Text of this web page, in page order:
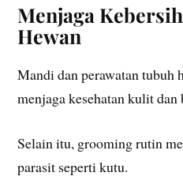
Menjaga
Hewan
Mandi dan perawatan tubuh
menjaga kesehatan kulit dan
Selain itu, grooming rutin
parasit seperti kutu.